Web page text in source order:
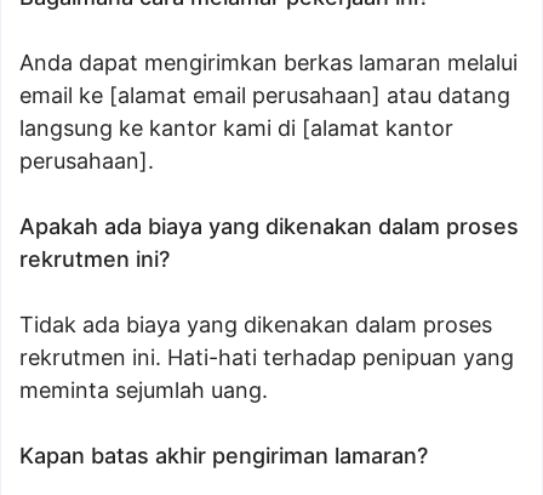
Anda dapat mengirimkan berkas lamaran melalui
email ke [alamat email perusahaan] atau datang
langsung ke kantor kami di [alamat kantor
perusahaan].
Apakah ada biaya yang dikenakan dalam proses
rekrutmen ini?
Tidak ada biaya yang dikenakan dalam proses
rekrutmen ini. Hati-hati terhadap penipuan yang
meminta sejumlah uang.
Kapan batas akhir pengiriman lamaran?